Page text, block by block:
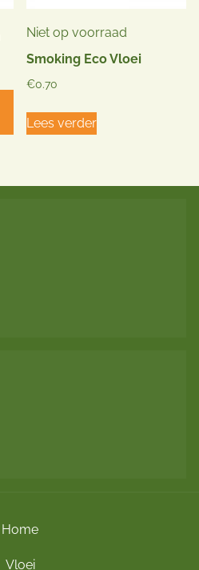
Niet op voorraad
Smoking Eco Vloei
€0.70
Lees verder
Home
Vloei